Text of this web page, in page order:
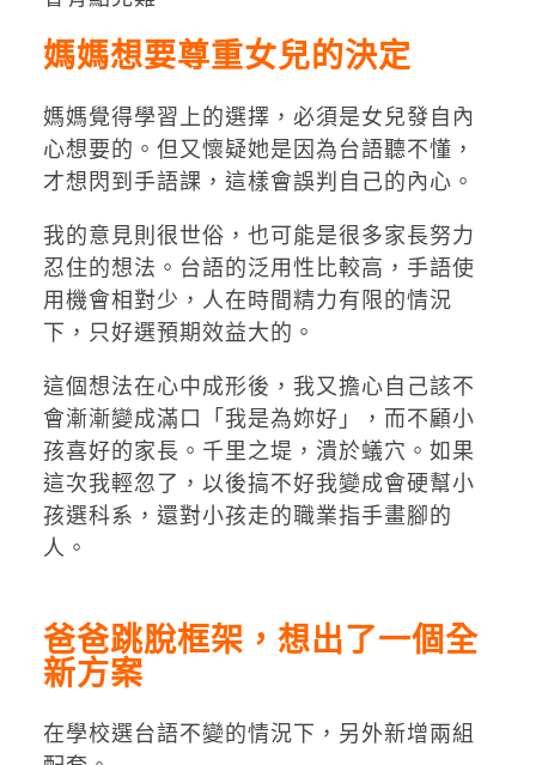
媽媽想要尊重女兒的決定
媽媽覺得學習上的選擇，必須是女兒發自內
心想要的。但又懷疑她是因為台語聽不懂，
才想閃到手語課，這樣會誤判自己的內心。
我的意見則很世俗，也可能是很多家長努力
忍住的想法。台語的泛用性比較高，手語使
用機會相對少，人在時間精力有限的情況
下，只好選預期效益大的。
這個想法在心中成形後，我又擔心自己該不
會漸漸變成滿口「我是為妳好」，而不顧小
孩喜好的家長。千里之堤，潰於蟻穴。如果
這次我輕忽了，以後搞不好我變成會硬幫小
孩選科系，還對小孩走的職業指手畫腳的
人。
爸爸跳脫框架，想出了一個全
新方案
在學校選台語不變的情況下，另外新增兩組